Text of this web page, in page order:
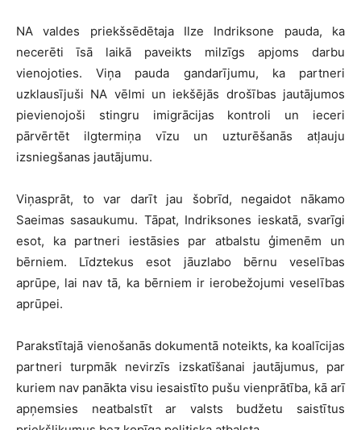
NA valdes priekšsēdētaja Ilze Indriksone pauda, ka
necerēti īsā laikā paveikts milzīgs apjoms darbu
vienojoties. Viņa pauda gandarījumu, ka partneri
uzklausījuši NA vēlmi un iekšējās drošības jautājumos
pievienojoši stingru imigrācijas kontroli un ieceri
pārvērtēt ilgtermiņa vīzu un uzturēšanās atļauju
izsniegšanas jautājumu.
Viņasprāt, to var darīt jau šobrīd, negaidot nākamo
Saeimas sasaukumu. Tāpat, Indriksones ieskatā, svarīgi
esot, ka partneri iestāsies par atbalstu ģimenēm un
bērniem. Līdztekus esot jāuzlabo bērnu veselības
aprūpe, lai nav tā, ka bērniem ir ierobežojumi veselības
aprūpei.
Parakstītajā vienošanās dokumentā noteikts, ka koalīcijas
partneri turpmāk nevirzīs izskatīšanai jautājumus, par
kuriem nav panākta visu iesaistīto pušu vienprātība, kā arī
apņemsies neatbalstīt ar valsts budžetu saistītus